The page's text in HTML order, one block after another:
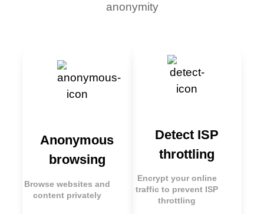
anonymity
Anonymous
browsing
Browse websites and
content privately
Detect ISP
throttling
Encrypt your online
traffic to prevent ISP
throttling